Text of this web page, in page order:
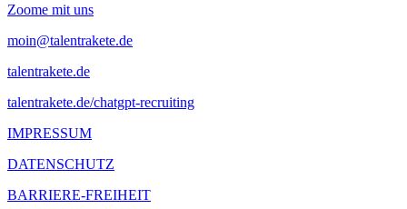
Zoome mit uns
moin@talentrakete.de
talentrakete.de
talentrakete.de/chatgpt-recruiting
IMPRESSUM
DATENSCHUTZ
BARRIERE-FREIHEIT